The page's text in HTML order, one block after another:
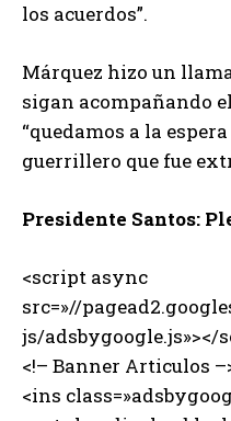
los acuerdos”.
Márquez hizo un
sigan acompañando
“quedamos a la
guerrillero que fue
Presidente Santos:
<script async
src=»//
js/adsbygoogle.js»></
<!– Banner Articulos
<ins